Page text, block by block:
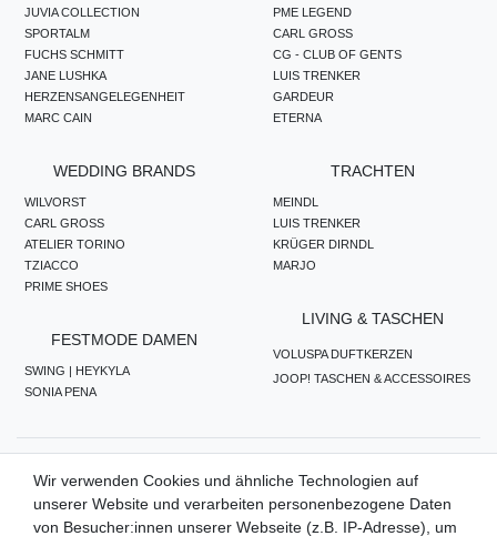
JUVIA COLLECTION
SPORTALM
FUCHS SCHMITT
JANE LUSHKA
HERZENSANGELEGENHEIT
MARC CAIN
PME LEGEND
CARL GROSS
CG - CLUB OF GENTS
LUIS TRENKER
GARDEUR
ETERNA
WEDDING BRANDS
WILVORST
CARL GROSS
ATELIER TORINO
TZIACCO
PRIME SHOES
FESTMODE DAMEN
SWING | HEYKYLA
SONIA PENA
TRACHTEN
MEINDL
LUIS TRENKER
KRÜGER DIRNDL
MARJO
LIVING & TASCHEN
VOLUSPA DUFTKERZEN
JOOP! TASCHEN & ACCESSOIRES
ZAHLUNGSMETHODEN
Wir verwenden Cookies und ähnliche Technologien auf
unserer Website und verarbeiten personenbezogene Daten
von Besucher:innen unserer Webseite (z.B. IP-Adresse), um